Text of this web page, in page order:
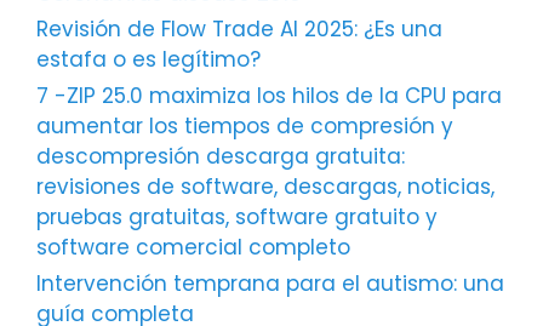
Revisión de Flow Trade AI 2025: ¿Es una
estafa o es legítimo?
7 -ZIP 25.0 maximiza los hilos de la CPU para
aumentar los tiempos de compresión y
descompresión descarga gratuita:
revisiones de software, descargas, noticias,
pruebas gratuitas, software gratuito y
software comercial completo
Intervención temprana para el autismo: una
guía completa